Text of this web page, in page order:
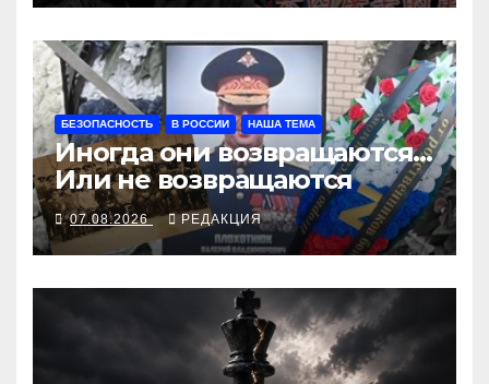
БЕЗОПАСНОСТЬ В РОССИИ НАША ТЕМА
Иногда они возвращаются…
Или не возвращаются
07.08.2026 РЕДАКЦИЯ